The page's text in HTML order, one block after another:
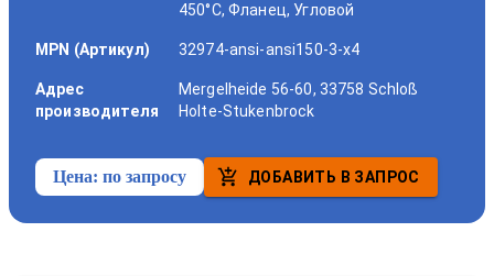
450°C, Фланец, Угловой
MPN (Артикул) 32974-ansi-ansi150-3-x4
Адрес
производителя
Mergelheide 56-60, 33758 Schloß
Holte-Stukenbrock
Цена: по запросу ДОБАВИТЬ В ЗАПРОС